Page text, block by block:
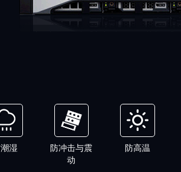
湿
防冲击与震
动
防高温